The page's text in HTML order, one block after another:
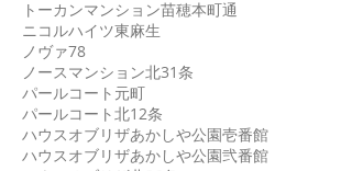
トーカンマンション苗穂本町通
ニコルハイツ東麻生
ノヴァ78
ノースマンション北31条
パールコート元町
パールコート北12条
ハウスオブリザあかしや公園壱番館
ハウスオブリザあかしや公園弐番館